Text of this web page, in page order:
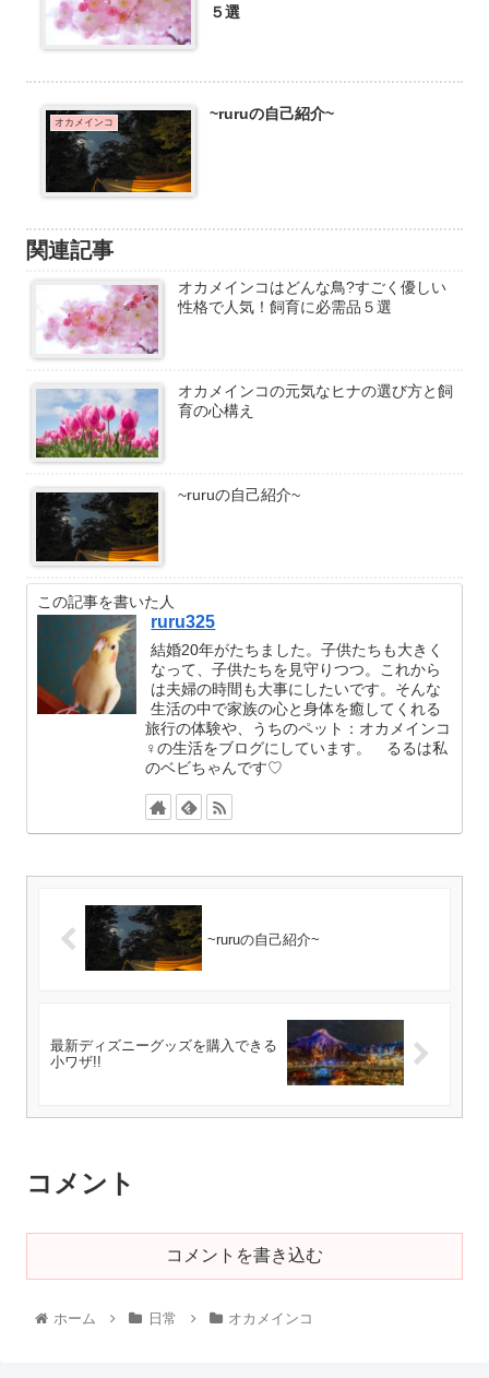
５選
オカメインコ ~ruruの自己紹介~
関連記事
オカメインコはどんな鳥?すごく優しい
性格で人気！飼育に必需品５選
オカメインコの元気なヒナの選び方と飼
育の心構え
~ruruの自己紹介~
この記事を書いた人
ruru325
結婚20年がたちました。子供たちも大きく
なって、子供たちを見守りつつ。これから
は夫婦の時間も大事にしたいです。そんな
生活の中で家族の心と身体を癒してくれる
旅行の体験や、うちのペット：オカメインコ
♀の生活をブログにしています。 るるは私
のベビちゃんです♡
~ruruの自己紹介~
最新ディズニーグッズを購入できる
小ワザ!!
コメント
コメントを書き込む
ホーム 日常 オカメインコ